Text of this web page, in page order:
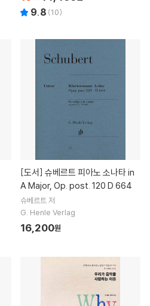
9.8 (10)
[도서]
A Major, Op. post. 120 D 664
슈베르트 저
G. Henle Verlag
16,200원